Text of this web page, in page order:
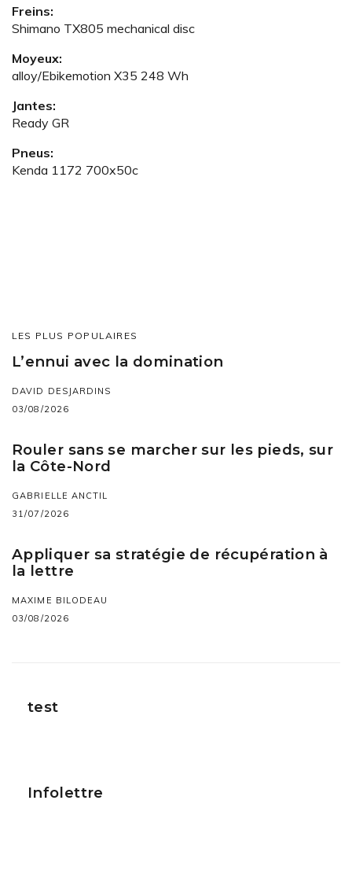
Freins:
Shimano TX805 mechanical disc
Moyeux:
alloy/Ebikemotion X35 248 Wh
Jantes:
Ready GR
Pneus:
Kenda 1172 700x50c
LES PLUS POPULAIRES
L’ennui avec la domination
DAVID DESJARDINS
03/08/2026
Rouler sans se marcher sur les pieds, sur
la Côte-Nord
GABRIELLE ANCTIL
31/07/2026
Appliquer sa stratégie de récupération à
la lettre
MAXIME BILODEAU
03/08/2026
test
Infolettre